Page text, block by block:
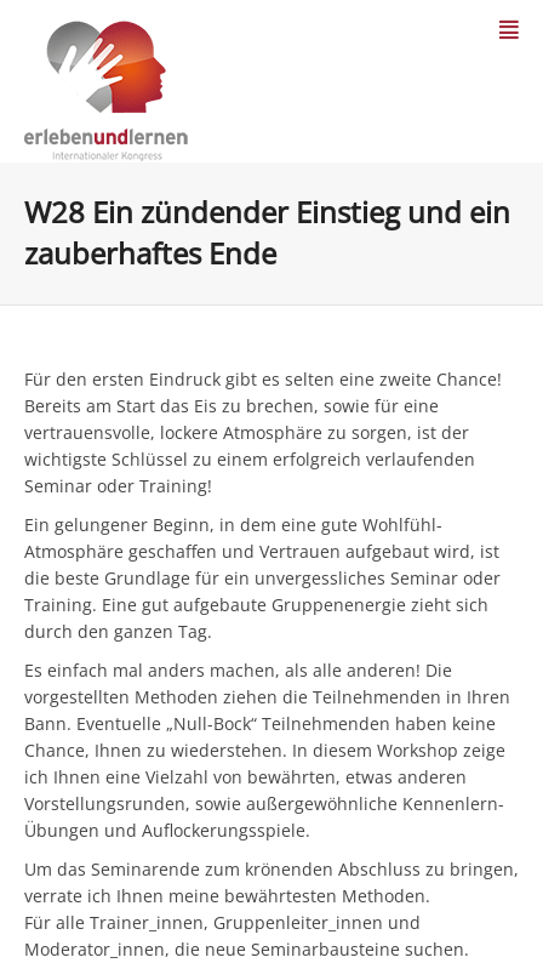
W28 Ein zündender Einstieg und ein
zauberhaftes Ende
Für den ersten Eindruck gibt es selten eine zweite Chance!
Bereits am Start das Eis zu brechen, sowie für eine
vertrauensvolle, lockere Atmosphäre zu sorgen, ist der
wichtigste Schlüssel zu einem erfolgreich verlaufenden
Seminar oder Training!
Ein gelungener Beginn, in dem eine gute Wohlfühl-
Atmosphäre geschaffen und Vertrauen aufgebaut wird, ist
die beste Grundlage für ein unvergessliches Seminar oder
Training. Eine gut aufgebaute Gruppenenergie zieht sich
durch den ganzen Tag.
Es einfach mal anders machen, als alle anderen! Die
vorgestellten Methoden ziehen die Teilnehmenden in Ihren
Bann. Eventuelle „Null-Bock“ Teilnehmenden haben keine
Chance, Ihnen zu wiederstehen. In diesem Workshop zeige
ich Ihnen eine Vielzahl von bewährten, etwas anderen
Vorstellungsrunden, sowie außergewöhnliche Kennenlern-
Übungen und Auflockerungsspiele.
Um das Seminarende zum krönenden Abschluss zu bringen,
verrate ich Ihnen meine bewährtesten Methoden.
Für alle Trainer_innen, Gruppenleiter_innen und
Moderator_innen, die neue Seminarbausteine suchen.